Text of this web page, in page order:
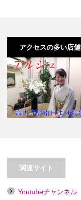
アクセスの多い店舗
【高円寺】アルシュ
関連サイト
Youtubeチャンネル